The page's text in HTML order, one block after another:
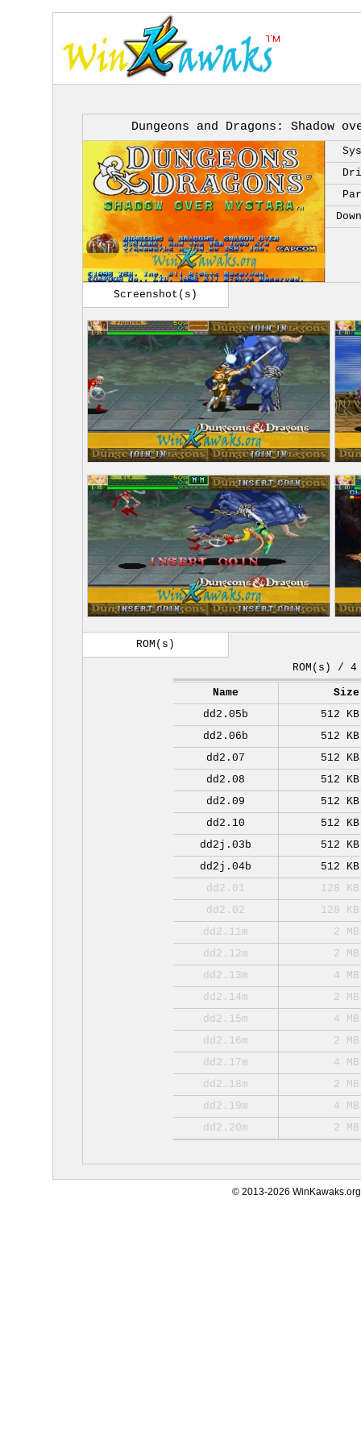
Dungeons and Dragons: Shadow
Screenshot(s)
ROM(s)
ROM(s) / 4
Name
Size
dd2.05b
512 KB
dd2.06b
512 KB
dd2.07
512 KB
dd2.08
512 KB
dd2.09
512 KB
dd2.10
512 KB
dd2j.03b
512 KB
dd2j.04b
512 KB
dd2.01
128 KB
dd2.02
128 KB
dd2.11m
2 MB
dd2.12m
2 MB
dd2.13m
4 MB
dd2.14m
2 MB
dd2.15m
4 MB
dd2.16m
2 MB
dd2.17m
4 MB
dd2.18m
2 MB
dd2.19m
4 MB
dd2.20m
2 MB
© 2013-2026